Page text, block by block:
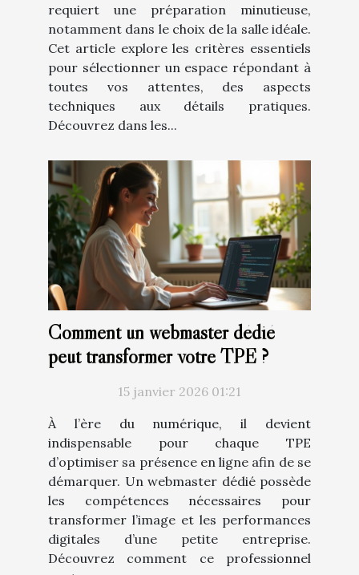
requiert une préparation minutieuse,
notamment dans le choix de la salle idéale.
Cet article explore les critères essentiels
pour sélectionner un espace répondant à
toutes vos attentes, des aspects
techniques aux détails pratiques.
Découvrez dans les...
Comment un webmaster dédié
peut transformer votre TPE ?
15 janvier 2026 01:21
À l’ère du numérique, il devient
indispensable pour chaque TPE
d’optimiser sa présence en ligne afin de se
démarquer. Un webmaster dédié possède
les compétences nécessaires pour
transformer l’image et les performances
digitales d’une petite entreprise.
Découvrez comment ce professionnel